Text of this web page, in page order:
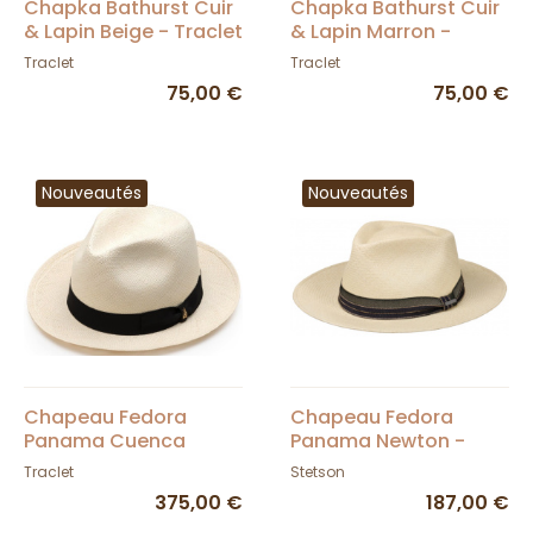
Chapka Bathurst Cuir
& Lapin Beige - Traclet
Traclet
75,00 €
Chapka Bathurst Cuir
& Lapin Marron -
Traclet
Traclet
75,00 €
Nouveautés
Chapeau Fedora
Panama Cuenca
Montecristi - Tesi
Traclet
375,00 €
Nouveautés
Chapeau Fedora
Panama Newton -
Stetson
Stetson
187,00 €